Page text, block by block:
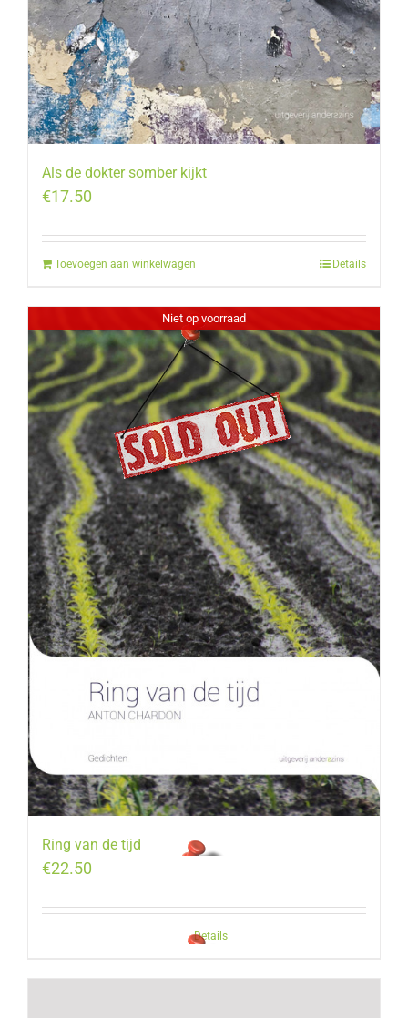
Als de dokter somber kijkt
€17.50
Toevoegen aan winkelwagen Details
Niet op voorraad
Ring van de tijd
€22.50
Details